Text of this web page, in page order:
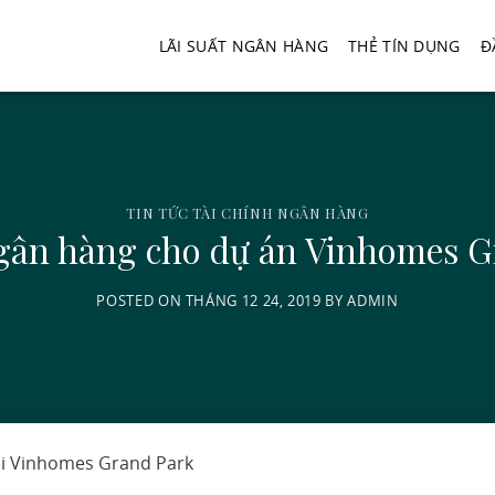
LÃI SUẤT NGÂN HÀNG THẺ TÍN DỤNG
TIN TỨC TÀI CHÍNH NGÂN HÀNG
hàng cho dự án Vinhomes
POSTED ON THÁNG 12 24, 2019 BYADMIN
Vinhomes Grand Park